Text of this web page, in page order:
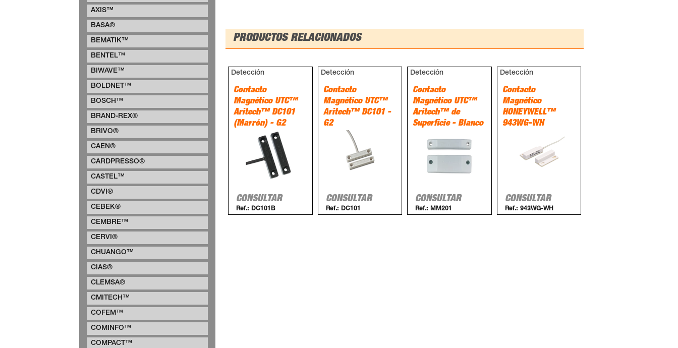
AXIS™
BASA®
BEMATIK™
BENTEL™
BIWAVE™
BOLDNET™
BOSCH™
BRAND-REX®
BRIVO®
CAEN®
CARDPRESSO®
CASTEL™
CDVI®
CEBEK®
CEMBRE™
CERVI®
CHUANGO™
CIAS®
CLEMSA®
CMITECH™
COFEM™
COMINFO™
COMPACT™
PRODUCTOS RELACIONADOS
Detección
Contacto
Magnético UTC™
Aritech™ DC101
(Marrón) - G2
CONSULTAR
Ref.: DC101B
Detección
Contacto
Magnético UTC™
Aritech™ DC101 -
G2
CONSULTAR
Ref.: DC101
Detección
Contacto
Magnético UTC™
Aritech™ de
Superficie - Blanco
CONSULTAR
Ref.: MM201
Detección
Contacto
Magnético
HONEYWELL™
943WG-WH
CONSULTAR
Ref.: 943WG-WH